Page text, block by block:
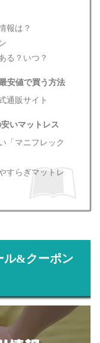
報は？
る？いつ？
安値で買う方法
通販サイト
いマットレス
「マニフレック
すらぎマットレ
ル&クーポン